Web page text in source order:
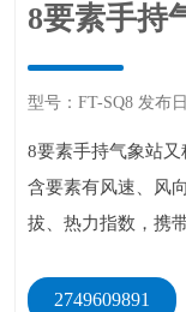
8要素手持
型号：FT-SQ8发布
8要素手持气象站
含要素有风速、风
拔、热力指数，携
2749609891